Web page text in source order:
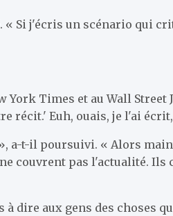
Si j'écris un scénario qui
York Times et au Wall Street
récit.' Euh, ouais, je l'ai
a-t-il poursuivi. « Alors
couvrent pas l'actualité. Ils
dire aux gens des choses